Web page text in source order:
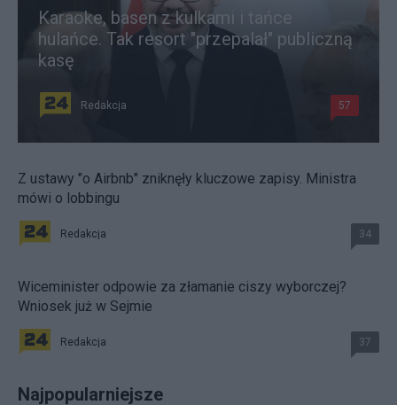
Karaoke, basen z kulkami i tańce
hulańce. Tak resort "przepalał" publiczną
kasę
Redakcja 57
Z ustawy "o Airbnb" zniknęły kluczowe zapisy. Ministra
mówi o lobbingu
Redakcja 34
Wiceminister odpowie za złamanie ciszy wyborczej?
Wniosek już w Sejmie
Redakcja 37
Najpopularniejsze